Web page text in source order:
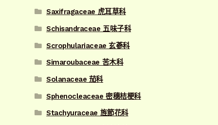
Saxifragaceae 虎耳草科
Schisandraceae 五味子科
Scrophulariaceae 玄蔘科
Simaroubaceae 苦木科
Solanaceae 茄科
Sphenocleaceae 密穗桔梗科
Stachyuraceae 旌節花科